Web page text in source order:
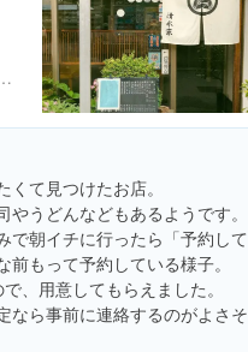
A1901/A190101/19000935/
て見つけたお店。
うどんなどもあるようです。
で朝イチに行ったら「予約して
もって予約している様子。
、用意してもらえました。
なら事前に連絡するのがよさそ